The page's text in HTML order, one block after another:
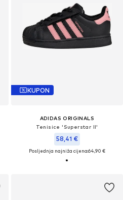
KUPON
ADIDAS ORIGINALS
Tenisice 'Superstar II'
58,41 €
Posljednja najniža cijena:64,90 €